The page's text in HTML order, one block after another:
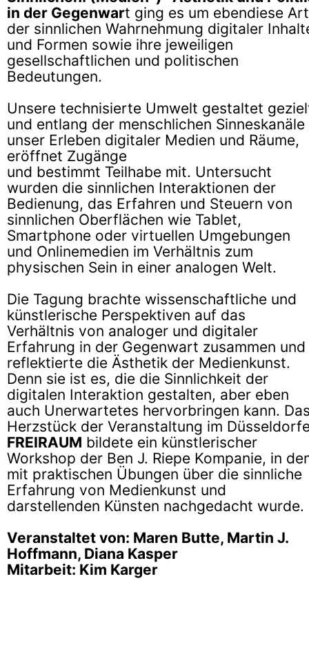
in der Gegenwart ging es um ebendiese Art
der sinnlichen Wahrnehmung digitaler
und Formen sowie ihre jeweiligen
gesellschaftlichen und politischen
Bedeutungen.
Unsere technisierte Umwelt gestaltet
und entlang der menschlichen Sinneskanäle
unser Erleben digitaler Medien und Räume,
eröffnet Zugänge
und bestimmt Teilhabe mit. Untersucht
wurden die sinnlichen Interaktionen der
Bedienung, das Erfahren und Steuern von
sinnlichen Oberflächen wie Tablet,
Smartphone oder virtuellen Umgebungen
und Onlinemedien im Verhältnis zum
physischen Sein in einer analogen Welt.
Die Tagung brachte wissenschaftliche und
künstlerische Perspektiven auf das
Verhältnis von analoger und digitaler
Erfahrung in der Gegenwart zusammen und
reflektierte die Ästhetik der Medienkunst.
Denn sie ist es, die die Sinnlichkeit der
digitalen Interaktion gestalten, aber eben
auch Unerwartetes hervorbringen kann.
Herzstück der Veranstaltung im
FREIRAUM bildete ein künstlerischer
Workshop der Ben J. Riepe Kompanie, in
mit praktischen Übungen über die sinnliche
Erfahrung von Medienkunst und
darstellenden Künsten nachgedacht wurde.
Veranstaltet von: Maren Butte, Martin J.
Hoffmann, Diana Kasper
Mitarbeit: Kim Karger